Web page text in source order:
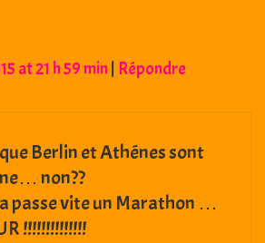
at 21 h 59 min | Répondre
Berlin et Athénes sont
non??
passe vite un Marathon …
!!!!!!!!!!!!!!